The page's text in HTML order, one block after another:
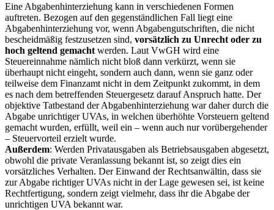
Eine Abgabenhinterziehung kann in verschiedenen Formen
auftreten. Bezogen auf den gegenständlichen Fall liegt eine
Abgabenhinterziehung vor, wenn Abgabengutschriften, die nicht
bescheidmäßig festzusetzen sind, vorsätzlich zu Unrecht oder zu
hoch geltend gemacht werden. Laut VwGH wird eine
Steuereinnahme nämlich nicht bloß dann verkürzt, wenn sie
überhaupt nicht eingeht, sondern auch dann, wenn sie ganz oder
teilweise dem Finanzamt nicht in dem Zeitpunkt zukommt, in dem
es nach dem betreffenden Steuergesetz darauf Anspruch hatte. Der
objektive Tatbestand der Abgabenhinterziehung war daher durch die
Abgabe unrichtiger UVAs, in welchen überhöhte Vorsteuern geltend
gemacht wurden, erfüllt, weil ein – wenn auch nur vorübergehender
– Steuervorteil erzielt wurde.
Außerdem: Werden Privatausgaben als Betriebsausgaben abgesetzt,
obwohl die private Veranlassung bekannt ist, so zeigt dies ein
vorsätzliches Verhalten. Der Einwand der Rechtsanwältin, dass sie
zur Abgabe richtiger UVAs nicht in der Lage gewesen sei, ist keine
Rechtfertigung, sondern zeigt vielmehr, dass ihr die Abgabe der
unrichtigen UVA bekannt war.